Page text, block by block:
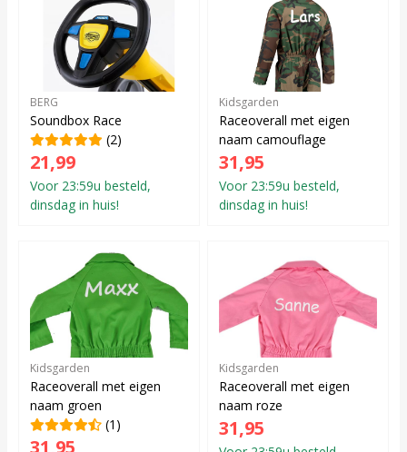
BERG
Soundbox Race
(2)
21,99
Voor 23:59u besteld,
dinsdag in huis!
Kidsgarden
Raceoverall met eigen
naam camouflage
31,95
Voor 23:59u besteld,
dinsdag in huis!
Kidsgarden
Raceoverall met eigen
naam groen
(1)
31,95
Kidsgarden
Raceoverall met eigen
naam roze
31,95